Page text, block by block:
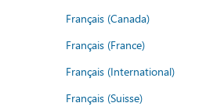
Français (Canada)
Français (France)
Français (International)
Français (Suisse)